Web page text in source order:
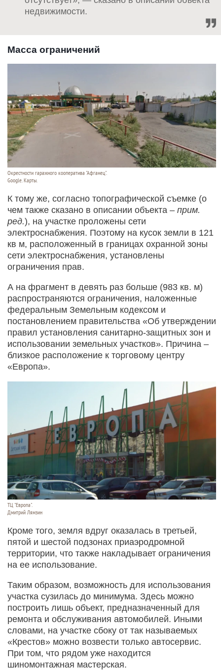
недвижимости.
Масса ограничений
Окрестности гаражного кооператива "Афганец".
Google. Карты.
К тому же, согласно топографической съемке (о
чем также сказано в описании объекта – прим.
ред.), на участке проложены сети
электроснабжения. Поэтому на кусок земли в 121
кв м, расположенный в границах охранной зоны
сети электроснабжения, установлены
ограничения прав.
А на фрагмент в девять раз больше (983 кв. м)
распространяются ограничения, наложенные
федеральным Земельным кодексом и
постановлением правительства «Об утверждении
правил установления санитарно-защитных зон и
использовании земельных участков». Причина –
близкое расположение к торговому центру
«Европа».
ТЦ "Европа".
Дмитрий Лямзин
Кроме того, земля вдруг оказалась в третьей,
пятой и шестой подзонах приаэродромной
территории, что также накладывает ограничения
на ее использование.
Таким образом, возможность для использования
участка сузилась до минимума. Здесь можно
построить лишь объект, предназначенный для
ремонта и обслуживания автомобилей. Иными
словами, на участке сбоку от так называемых
«Крестов» можно возвести только автосервис.
При том, что рядом уже находится
шиномонтажная мастерская.